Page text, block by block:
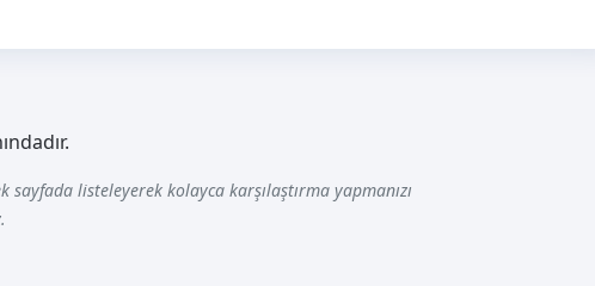
listeleyerek kolayca karşılaştırma yapmanızı